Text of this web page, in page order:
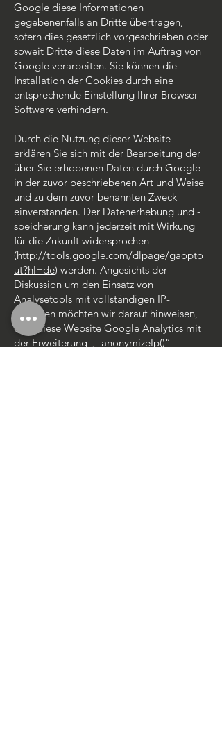
Google diese Informationen
gegebenenfalls an Dritte übertragen,
sofern dies gesetzlich vorgeschrieben oder
soweit Dritte diese Daten im Auftrag von
Google verarbeiten. Sie können die
Installation der Cookies durch eine
entsprechende Einstellung Ihrer Browser
Software verhindern.
Durch die Nutzung dieser Website
erklären Sie sich mit der Bearbeitung der
über Sie erhobenen Daten durch Google
in der zuvor beschriebenen Art und Weise
und zu dem zuvor benannten Zweck
einverstanden. Der Datenerhebung und -
speicherung kann jederzeit mit Wirkung
für die Zukunft widersprochen
(http://tools.google.com/dlpage/gaopto
ut?hl=de) werden. Angesichts der
Diskussion um den Einsatz von
Analysetools mit vollständigen IP-
Adressen möchten wir darauf hinweisen,
dass diese Website Google Analytics mit
der Erweiterung „_anonymizeIp()“